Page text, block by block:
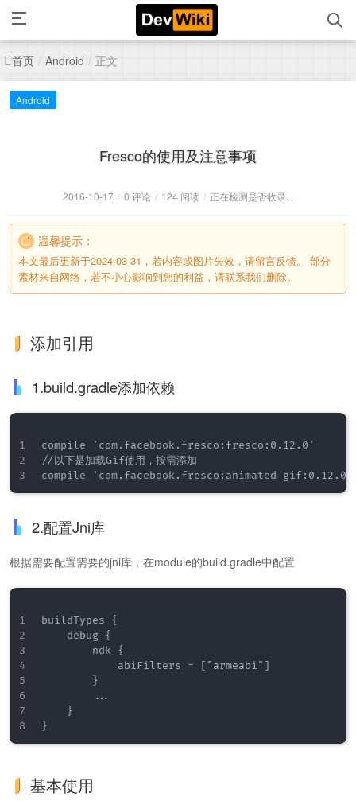
首页 / Android / 正文
Android
Fresco的使用及注意事项
2016-10-17 / 0 评论 / 124 阅读 / 正在检测是否收录...
温馨提示：
本文最后更新于2024-03-31，若内容或图片失效，请留言反馈。 部分
素材来自网络，若不小心影响到您的利益，请联系我们删除。
添加引用
1.build.gradle添加依赖
compile 'com.facebook.fresco:fresco:0.12.0'
//以下是加载Gif使用，按需添加
2.配置Jni库
根据需要配置需要的jni库，在module的build.gradle中配置
buildTypes {
    debug {
        ndk {
            abiFilters = ["armeabi"]
        }
        ...
    }
基本使用